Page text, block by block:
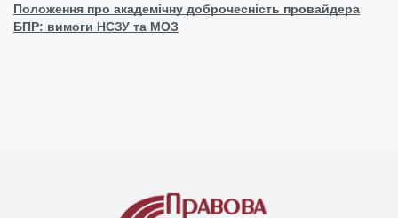
Положення про академічну доброчесність провайдера
БПР: вимоги НСЗУ та МОЗ